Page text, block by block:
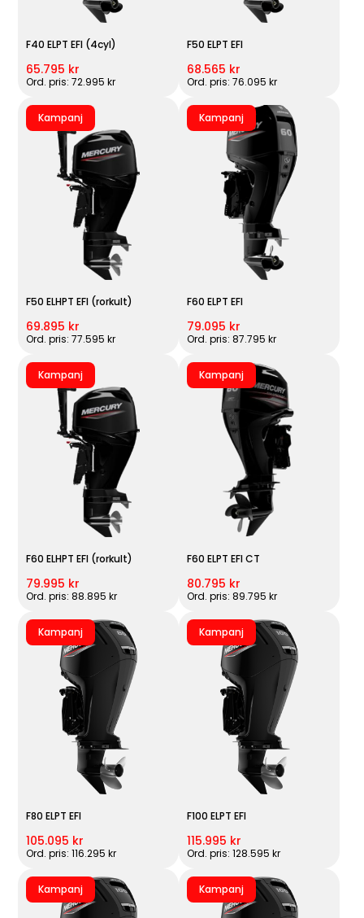
F40 ELPT EFI (4cyl)
65.795 kr
Ord. pris: 72.995 kr
F50 ELPT EFI
68.565 kr
Ord. pris: 76.095 kr
Kampanj
F50 ELHPT EFI (rorkult)
69.895 kr
Ord. pris: 77.595 kr
Kampanj
F60 ELPT EFI
79.095 kr
Ord. pris: 87.795 kr
Kampanj
F60 ELHPT EFI (rorkult)
79.995 kr
Ord. pris: 88.895 kr
Kampanj
F60 ELPT EFI CT
80.795 kr
Ord. pris: 89.795 kr
Kampanj
F80 ELPT EFI
105.095 kr
Ord. pris: 116.295 kr
Kampanj
F100 ELPT EFI
115.995 kr
Ord. pris: 128.595 kr
Kampanj Kampanj